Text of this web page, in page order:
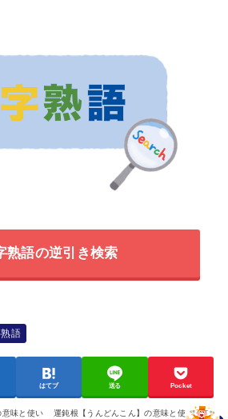
熟語の逆引き検索
語
はてブ 送る Pocket
意味と使い
運鈍根【うんどんこん】の意味と使